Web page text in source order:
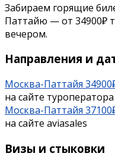
Забираем горящие
Паттайю — от 34900₽
вечером.
Направления и
Москва-Паттайя
на сайте туроператора
Москва-Паттайя
на сайте aviasales
Визы и стыковки